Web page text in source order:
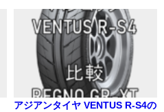
アジアンタイヤ VENTUS R-S4の